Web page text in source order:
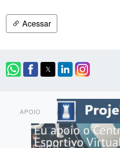
Acessar
APOIO